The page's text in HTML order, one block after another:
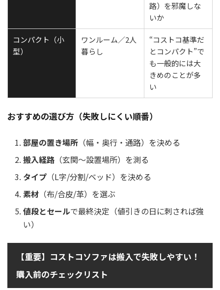
路）を邪魔しな
いか
コンパクト（小
型）
ワンルーム／2人
暮らし
“コストコ基準だ
とコンパクト”で
も一般的には大
きめのことが多
い
おすすめの選び方（失敗しにくい順番）
部屋の置き場所 （幅・奥行・通路）を決める
搬入経路 （玄関〜設置場所）を測る
タイプ （L字/分割/ベッド）を決める
素材 （布/合皮/革）を選ぶ
値段とセールで最終決定（値引きの日に刺されば強
い）
【重要】コストコソファは搬入で失敗しやすい！
購入前のチェックリスト